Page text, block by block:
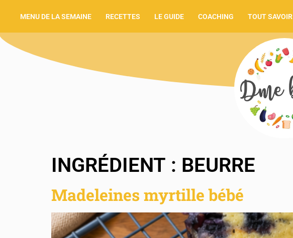
MENU DE LA SEMAINE RECETTES LE GUIDE COACHING TOUT SAVOIR
INGRÉDIENT : BEURRE
Madeleines myrtille bébé